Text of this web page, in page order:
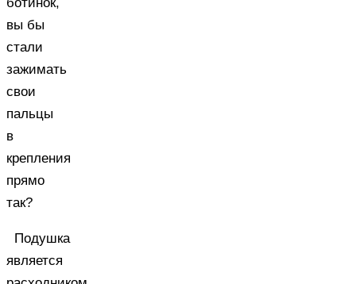
вы бы
стали
зажимать
свои
пальцы
в
крепления
прямо
так?
Подушка
является